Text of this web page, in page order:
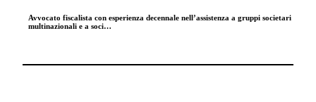
Avvocato fiscalista con esperienza decennale nell’assistenza a gruppi societari
multinazionali e a soci…